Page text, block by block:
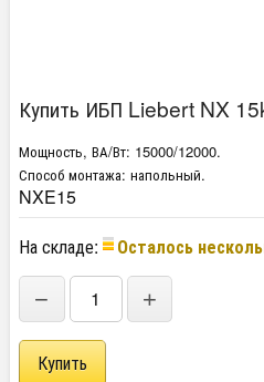
Купить ИБП Liebert NX
Мощность, ВА/Вт: 15000/12000.
Способ монтажа: напольный.
NXE15
На складе:
Осталось
− +